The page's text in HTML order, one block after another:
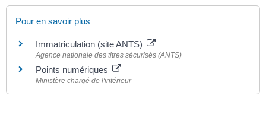
Pour en savoir plus
Immatriculation (site ANTS)
Agence nationale des titres sécurisés (ANTS)
Points numériques
Ministère chargé de l'intérieur